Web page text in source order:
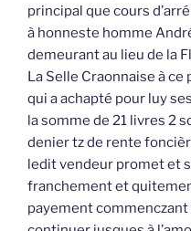
principal que cours
à honneste homme
demeurant au lieu de la
La Selle Craonnaise à
qui a achapté pour luy
la somme de 21 livres 2
denier tz de rente
ledit vendeur promet et
franchement et
payement commenczant